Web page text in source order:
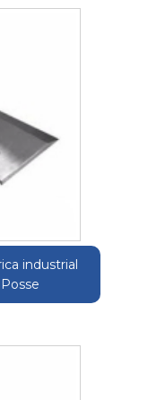
industrial